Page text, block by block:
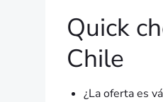
Quick
Chile
¿La oferta es